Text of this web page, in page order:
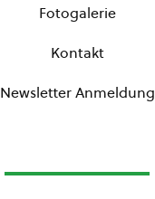
Fotogalerie
Kontakt
Newsletter Anmeldung